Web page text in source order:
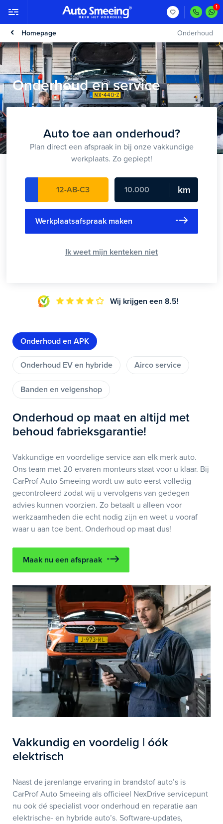
Homepage Onderhoud
Onderhoud en service
Auto toe aan onderhoud?
Plan direct een afspraak in bij onze vakkundige
werkplaats. Zo gepiept!
km
Werkplaatsafspraak maken
Ik weet mijn kenteken niet
Wij krijgen een 8.5!
Onderhoud en APK
Onderhoud EV en hybride Airco service
Banden en velgenshop
Onderhoud op maat en altijd met
behoud fabrieksgarantie!
Vakkundige en voordelige service aan elk merk auto.
Ons team met 20 ervaren monteurs staat voor u klaar. Bij
CarProf Auto Smeeing wordt uw auto eerst volledig
gecontroleerd zodat wij u vervolgens van gedegen
advies kunnen voorzien. Zo betaalt u alleen voor
werkzaamheden die echt nodig zijn en weet u vooraf
waar u aan toe bent. Onderhoud op maat dus!
Maak nu een afspraak
Vakkundig en voordelig | óók
elektrisch
Naast de jarenlange ervaring in brandstof auto’s is
CarProf Auto Smeeing als officieel NexDrive servicepunt
nu ook dé specialist voor onderhoud en reparatie aan
elektrische- en hybride auto’s. Software-updates,